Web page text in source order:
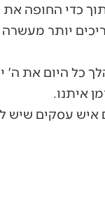
כדי החופה את
יותר
כל היום את ה'
איתנו.
עסקים שיש